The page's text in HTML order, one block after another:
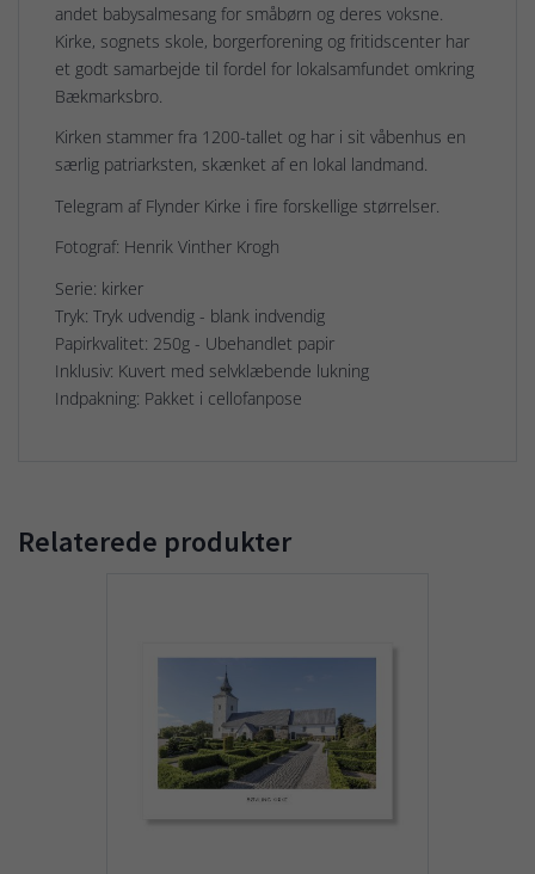
andet babysalmesang for småbørn og deres voksne.
Kirke, sognets skole, borgerforening og fritidscenter har
et godt samarbejde til fordel for lokalsamfundet omkring
Bækmarksbro.
Kirken stammer fra 1200-tallet og har i sit våbenhus en
særlig patriarksten, skænket af en lokal landmand.
Telegram af Flynder Kirke i fire forskellige størrelser.
Fotograf: Henrik Vinther Krogh
Serie: kirker
Tryk: Tryk udvendig - blank indvendig
Papirkvalitet: 250g - Ubehandlet papir
Inklusiv: Kuvert med selvklæbende lukning
Indpakning: Pakket i cellofanpose
Relaterede produkter